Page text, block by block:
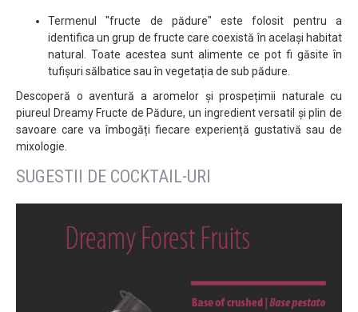
Termenul "fructe de pădure" este folosit pentru a
identifica un grup de fructe care coexistă în același habitat
natural. Toate acestea sunt alimente ce pot fi găsite în
tufișuri sălbatice sau în vegetația de sub pădure.
Descoperă o aventură a aromelor și prospețimii naturale cu
piureul Dreamy Fructe de Pădure, un ingredient versatil și plin de
savoare care va îmbogăți fiecare experiență gustativă sau de
mixologie.
SUGESTII DE COCKTAIL-URI